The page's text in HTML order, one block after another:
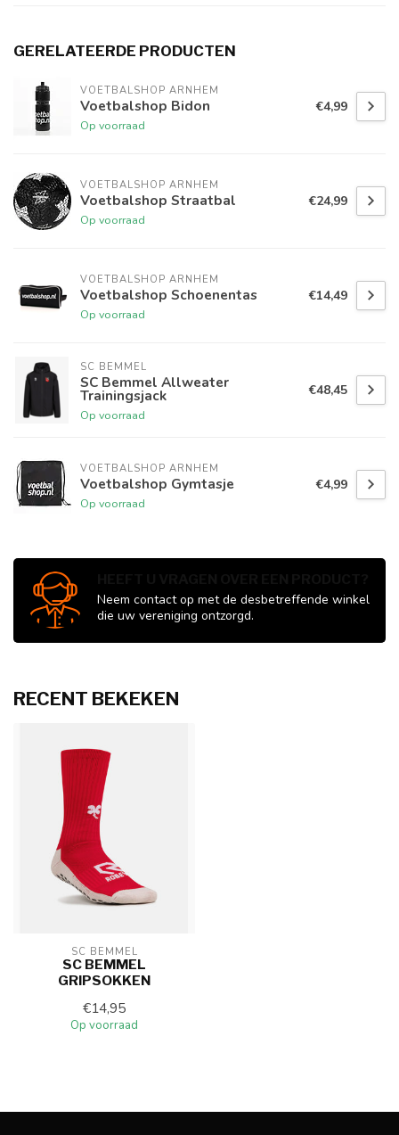
GERELATEERDE PRODUCTEN
VOETBALSHOP ARNHEM
Voetbalshop Bidon
Op voorraad
€4,99
VOETBALSHOP ARNHEM
Voetbalshop Straatbal
Op voorraad
€24,99
VOETBALSHOP ARNHEM
Voetbalshop Schoenentas
Op voorraad
€14,49
SC BEMMEL
SC Bemmel Allweater
Trainingsjack
Op voorraad
€48,45
VOETBALSHOP ARNHEM
Voetbalshop Gymtasje
Op voorraad
€4,99
Neem contact op met de desbetreffende winkel
die uw vereniging ontzorgd.
RECENT BEKEKEN
SC BEMMEL
SC BEMMEL
GRIPSOKKEN
€14,95
Op voorraad